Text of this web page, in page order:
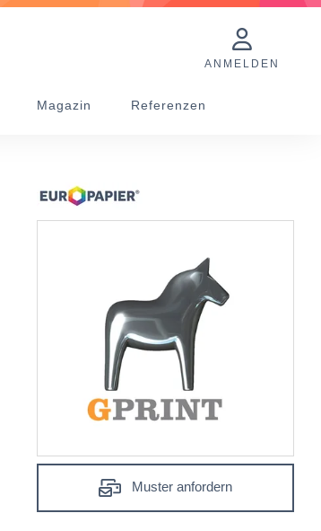
ANMELDEN
Magazin Referenzen
Muster anfordern